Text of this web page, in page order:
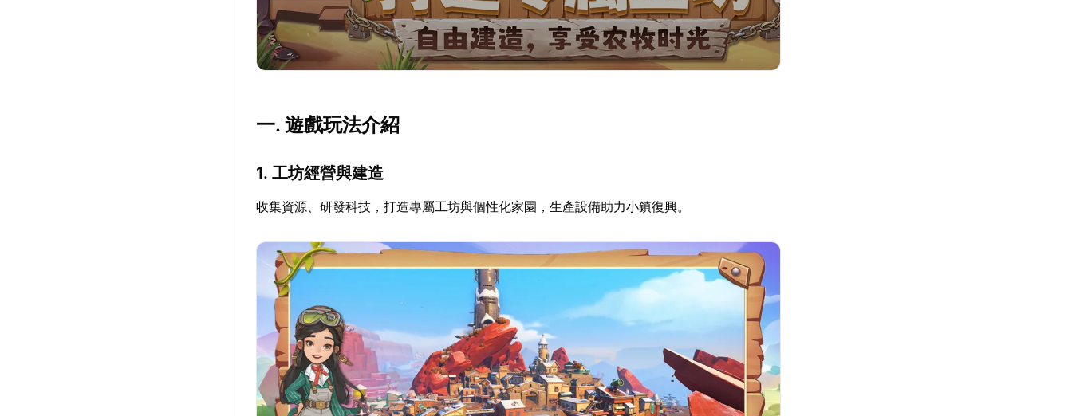
一. 遊戲玩法介紹
1. 工坊經營與建造
收集資源、研發科技，打造專屬工坊與個性化家園，生產設備助力小鎮復興。